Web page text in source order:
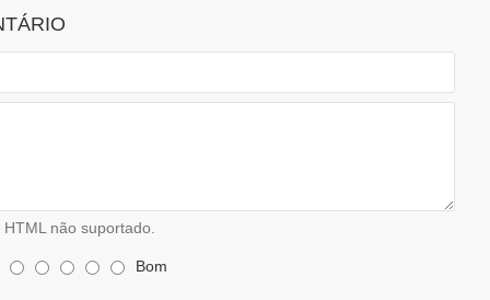
HTML não suportado.
Bom